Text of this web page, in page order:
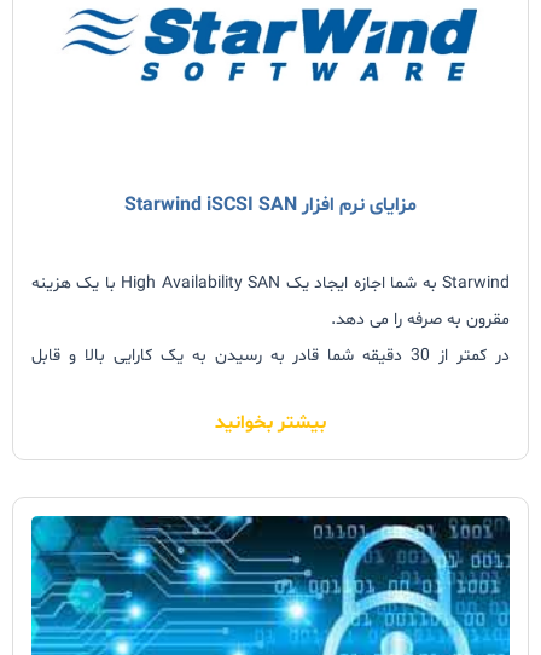
مزایای نرم افزار Starwind iSCSI SAN
Starwind به شما اجازه ایجاد یک High Availability SAN با یک هزینه
مقرون به صرفه را می دهد.
در کمتر از 30 دقیقه شما قادر به رسیدن به یک کارایی بالا و قابل
دست یابی آسان مدیران به این نقطه ویژگی اصلی آن محسوب می شود.
بیشتر بخوانید